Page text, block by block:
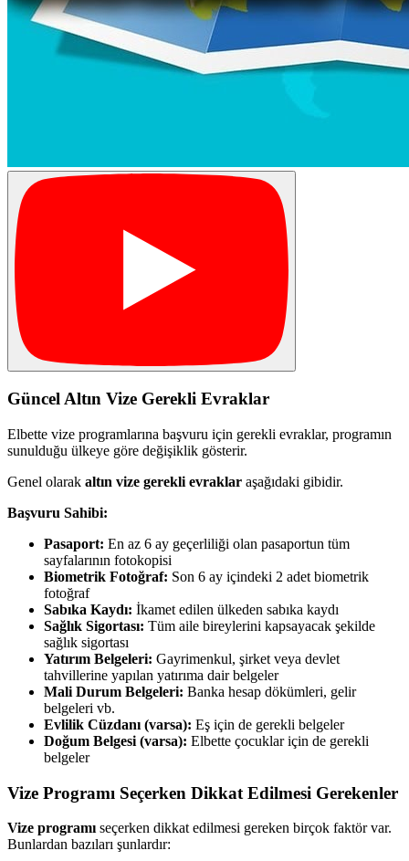
Güncel Altın Vize Gerekli Evraklar
Elbette vize programlarına başvuru için gerekli evraklar, programın
sunulduğu ülkeye göre değişiklik gösterir.
Genel olarak altın vize gerekli evraklar aşağıdaki gibidir.
Başvuru Sahibi:
Pasaport: En az 6 ay geçerliliği olan pasaportun tüm
sayfalarının fotokopisi
Biometrik Fotoğraf: Son 6 ay içindeki 2 adet biometrik
fotoğraf
Sabıka Kaydı: İkamet edilen ülkeden sabıka kaydı
Sağlık Sigortası: Tüm aile bireylerini kapsayacak şekilde
sağlık sigortası
Yatırım Belgeleri: Gayrimenkul, şirket veya devlet
tahvillerine yapılan yatırıma dair belgeler
Mali Durum Belgeleri: Banka hesap dökümleri, gelir
belgeleri vb.
Evlilik Cüzdanı (varsa): Eş için de gerekli belgeler
Doğum Belgesi (varsa): Elbette çocuklar için de gerekli
belgeler
Vize Programı Seçerken Dikkat Edilmesi Gerekenler
Vize programı seçerken dikkat edilmesi gereken birçok faktör var.
Bunlardan bazıları şunlardır: